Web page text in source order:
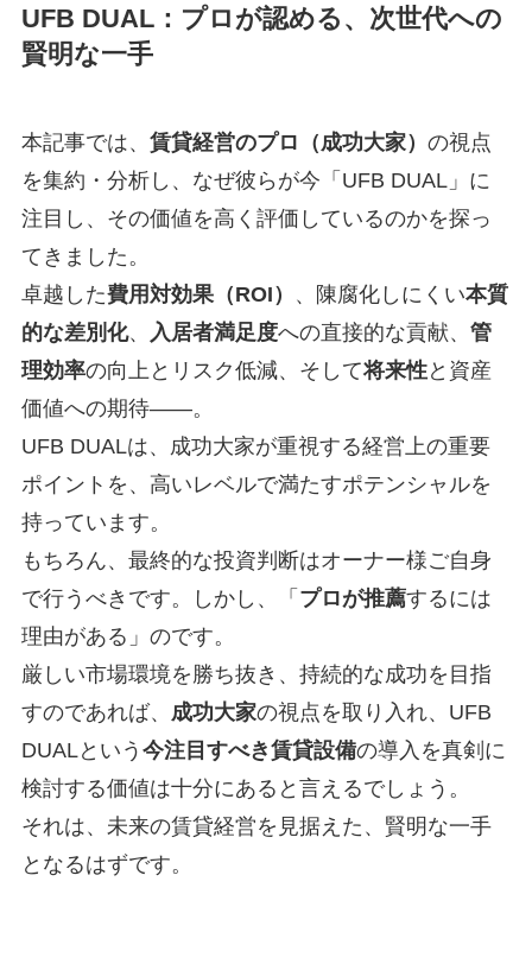
UFB DUAL：プロが認める、次世代への
賢明な一手
本記事では、 賃貸経営のプロ（成功大家） の視点
を集約・分析し、なぜ彼らが今「UFB DUAL」に
注目し、その価値を高く評価しているのかを探っ
てきました。
卓越した費用対効果（ROI） 、陳腐化しにくい本質
的な差別化、 入居者満足度への直接的な貢献、 管
理効率の向上とリスク低減、そして将来性と資産
価値への期待――。
UFB DUALは、成功大家が重視する経営上の重要
ポイントを、高いレベルで満たすポテンシャルを
持っています。
もちろん、最終的な投資判断はオーナー様ご自身
で行うべきです。しかし、「 プロが推薦するには
理由がある」のです。
厳しい市場環境を勝ち抜き、持続的な成功を目指
すのであれば、 成功大家の視点を取り入れ、UFB
DUALという 今注目すべき賃貸設備の導入を真剣に
検討する価値は十分にあると言えるでしょう。
それは、未来の賃貸経営を見据えた、賢明な一手
となるはずです。